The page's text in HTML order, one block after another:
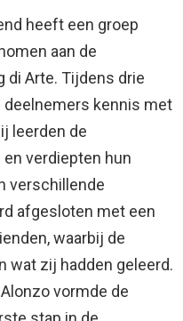
heeft een groep
aan de
di Arte. Tijdens drie
deelnemers kennis met
leerden de
verdiepten hun
verschillende
afgesloten met een
waarbij de
wat zij hadden geleerd.
vormde de